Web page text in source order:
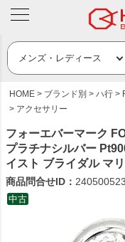
HOME ブランド別 ハ行
アクセサリー
フォーエバーマーク
プラチナシルバー
イスト ブライダル マ
商品問合せID：
中古